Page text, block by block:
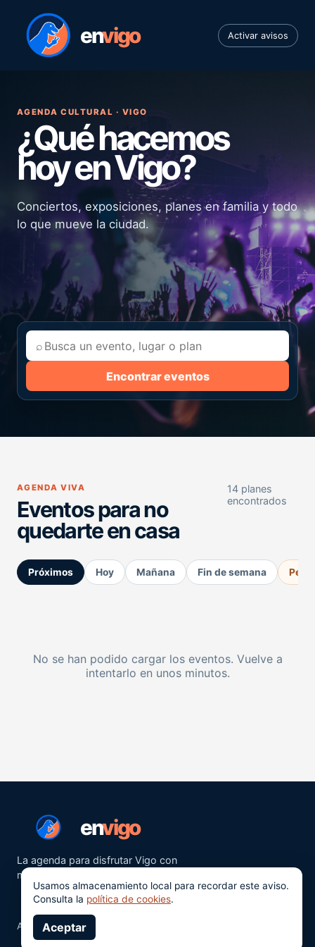
envigo Activar avisos
AGENDA CULTURAL · VIGO
¿Qué hacemos
hoy en Vigo?
Conciertos, exposiciones, planes en familia y todo
lo que mueve la ciudad.
⌕
Encontrar eventos
AGENDA VIVA
Eventos para no
quedarte en casa
14 planes
encontrados
Próximos Hoy Mañana Fin de semana
No se han podido cargar los eventos. Vuelve a
intentarlo en unos minutos.
envigo
La agenda para disfrutar Vigo con
más ganas.
Aviso legalPrivacidad
Usamos almacenamiento local para recordar este aviso.
Consulta la política de cookies.
Aceptar